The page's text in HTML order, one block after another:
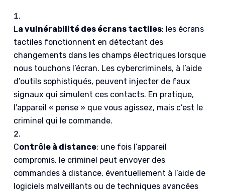
La vulnérabilité des écrans tactiles: les écrans
tactiles fonctionnent en détectant des
changements dans les champs électriques lorsque
nous touchons l’écran. Les cybercriminels, à l’aide
d’outils sophistiqués, peuvent injecter de faux
signaux qui simulent ces contacts. En pratique,
l’appareil « pense » que vous agissez, mais c’est le
criminel qui le commande.
Contrôle à distance: une fois l’appareil
compromis, le criminel peut envoyer des
commandes à distance, éventuellement à l’aide de
logiciels malveillants ou de techniques avancées